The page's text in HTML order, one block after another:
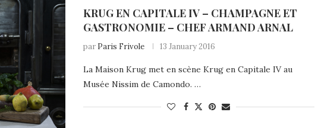
KRUG EN CAPITALE IV – CHAMPAGNE ET
GASTRONOMIE – CHEF ARMAND ARNAL
par Paris Frivole 13 January 2016
La Maison Krug met en scène Krug en Capitale IV au
Musée Nissim de Camondo. …